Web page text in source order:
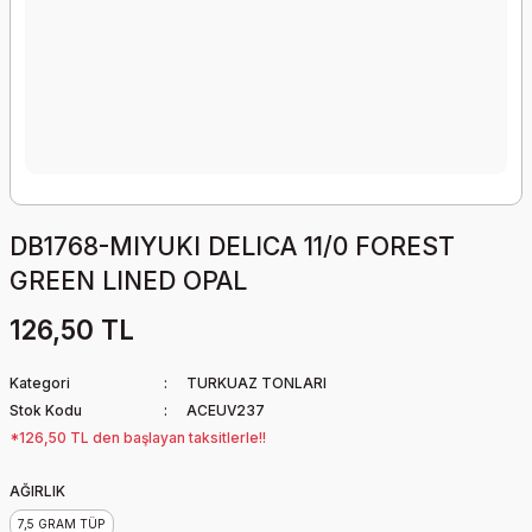
DB1768-MIYUKI DELICA 11/0 FOREST
GREEN LINED OPAL
126,50 TL
Kategori
TURKUAZ TONLARI
Stok Kodu
ACEUV237
*126,50 TL den başlayan taksitlerle!!
AĞIRLIK
7,5 GRAM TÜP